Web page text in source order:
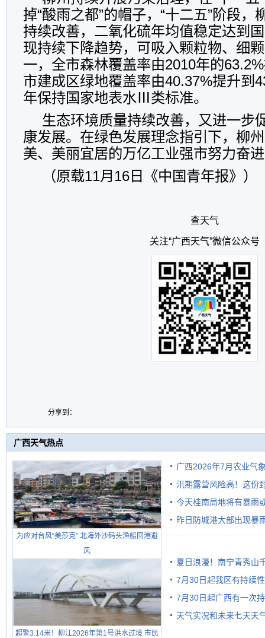
掉“酸雨之都”的帽子，“十二五”阶段
持续改善，二氧化硫年均值稳定达到
现持续下降趋势，可吸入颗粒物、细
一，全市森林覆盖率由2010年的
市建成区绿地覆盖率由40.37%提升到
年保持国家地表水Ⅲ类标准。
生态环境质量持续改善，又进一步
康发展。在绿色发展理念指引下，柳
美、美丽宜居的万亿工业强市努力奋
（原载11月16日《中国青年报》）
查天气
关注“广西天气”微信公众号
分享到：
广西天气热点
为应对台风“美莎克” 北海外沙码头渔船回港避
风
超警3.14米！柳江2026年第1号洪水过境 市民
广西2026年7月农业气
汛期露营风险高！这份
今天桂南局地将有暴雨
需继续防范
昨日防城港大部出现暴
雨
夏日浪漫！南宁青秀山
7月30日起我区有持续
7月30日起广西有一次
天气实况和未来七天天